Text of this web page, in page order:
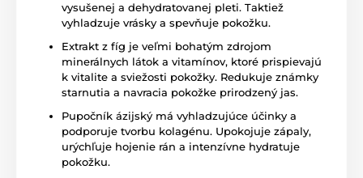
vysušenej a dehydratovanej pleti. Taktiež
vyhladzuje vrásky a spevňuje pokožku.
Extrakt z fíg je veľmi bohatým zdrojom
minerálnych látok a vitamínov, ktoré prispievajú
k vitalite a sviežosti pokožky. Redukuje známky
starnutia a navracia pokožke prirodzený jas.
Pupočník ázijský má vyhladzujúce účinky a
podporuje tvorbu kolagénu. Upokojuje zápaly,
urýchľuje hojenie rán a intenzívne hydratuje
pokožku.